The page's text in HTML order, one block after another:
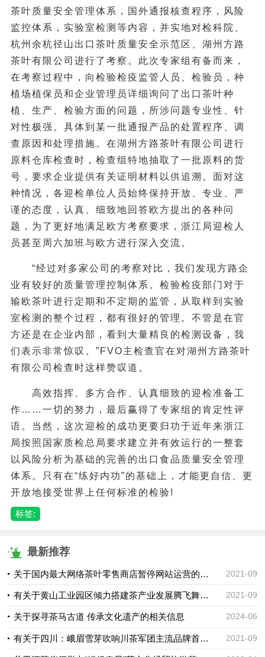
茶叶质量安全管理体系，国外通报核查程序，风险
监控体系，实验室检测等内容，并实地对检科院、
杭州余杭径山出口茶叶质量安全示范区、湖州方路
茶叶有限公司进行了考察。此次专家组有备而来，
在考察过程中，向检验检疫监管人员、检验员，种
植场植保员和企业管理员详细询问了出口茶叶种
植、生产、检验方面的问题，所涉问题专业性、针
对性极强。具体到某一批通报产品的处置程序、调
查原因和处理措施。在湖州方路茶叶有限公司进行
原料仓库检查时，检查组特地抽取了一批原料的货
号，要求企业提供有关证明材料以供追溯。面对这
种情况，各迎检单位人员始终保持开放、专业、严
谨的态度，认真、细致地回答欧方提出的各种问
题，为了更好地满足欧方考察要求，浙江局迎检人
员甚至周六加班与欧方进行深入交流。
“经过对多家公司的考察对比，我们发现方路企
业有较好的质量管理控制体系。检验检疫部门对于
输欧茶叶进行定期和不定期的监管，从取样到实验
室检测的整个过程，都有很好的管理。不管是在官
方还是在企业内部，看到大量精良的检测设备，我
们表示非常惊叹。”FVO主检查官在对湖州方路茶叶
有限公司检查时这样赞叹道。
高效指挥、多方合作、认真细致的迎检准备工
作……一切的努力，最后赢得了专家组的肯定性评
语。当然，这次迎检的成功更要归功于近年来浙江
局按照国家质检总局要求建立并有效运行的一整套
以风险分析为基础的完善的出口食品质量安全管理
体系。只有在“练好内功”的基础上，才能更自信、更
开放地接受世界上任何标准的检验!
标签:
最新推荐
关于国内最大网络茶叶零售商店暂停网站运营的消息 2021-09
有关于黄山工业园区倾力搭建茶产业发展腾飞舞台的消息 2021-09
关于探寻茶马古道 传承文化遗产的相关信息 2024-06
有关于四川：峨眉雪芽吹响川茶军团主流品牌首家集结号的热门信息 2021-09